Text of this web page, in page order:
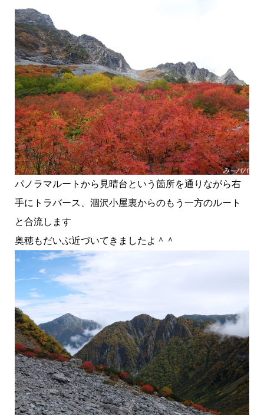
パノラマルートから見晴台という箇所を通りながら右
手にトラバース、涸沢小屋裏からのもう一方のルート
と合流します
奥穂もだいぶ近づいてきましたよ＾＾